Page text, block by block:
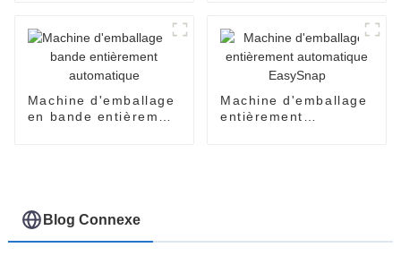
confiture de sauce de
dispenpak de blister
à deux chambres
Machine d'emballage
en bande entièrement
Machine d'emballage
entièrement
Blog Connexe